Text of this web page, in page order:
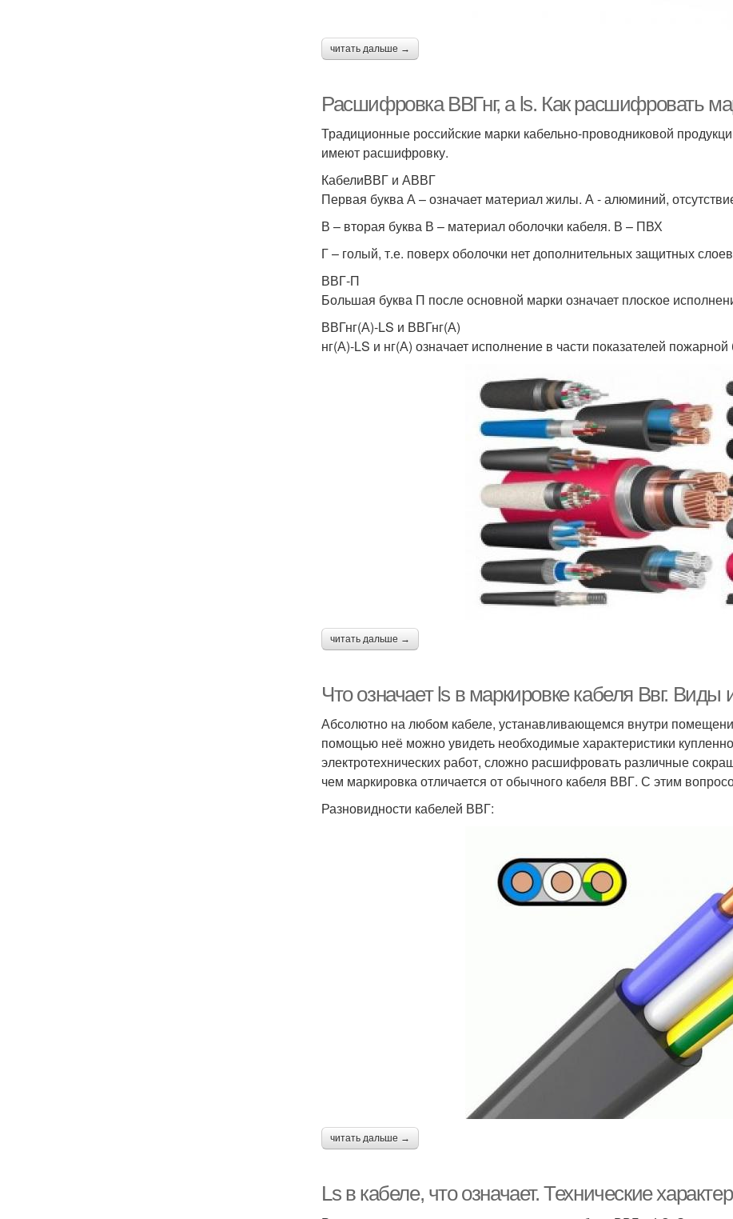
читать дальше →
Расшифровка ВВГнг, а ls. Как расшифровать
Традиционные российские марки кабельно-проводниковой
имеют расшифровку.
КабелиВВГ и АВВГ
Первая буква А – означает материал жилы. А - алюминий,
В – вторая буква В – материал оболочки кабеля. В – ПВХ
Г – голый, т.е. поверх оболочки нет дополнительных защитных
ВВГ-П
Большая буква П после основной марки означает плоское
ВВГнг(А)-LS и ВВГнг(А)
нг(А)-LS и нг(А) означает исполнение в части показателей пожарной
читать дальше →
Что означает ls в маркировке кабеля Ввг.
Абсолютно на любом кабеле, устанавливающемся внутри
помощью неё можно увидеть необходимые характеристики
электротехнических работ, сложно расшифровать различные
чем маркировка отличается от обычного кабеля ВВГ. С этим
Разновидности кабелей ВВГ:
читать дальше →
Ls в кабеле, что означает. Технические